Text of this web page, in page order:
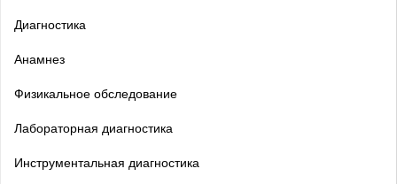
Диагностика
Анамнез
Физикальное обследование
Лабораторная диагностика
Инструментальная диагностика